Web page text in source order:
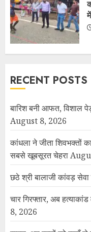
RECENT POSTS
बारिश बनी आफत, विशाल
August 8, 2026
कांधला ने जीता शिवभक्तों
सबसे खूबसूरत चेहरा
छठे श्री बालाजी कांवड़ सेवा
चार गिरफ्तार, अब
8, 2026